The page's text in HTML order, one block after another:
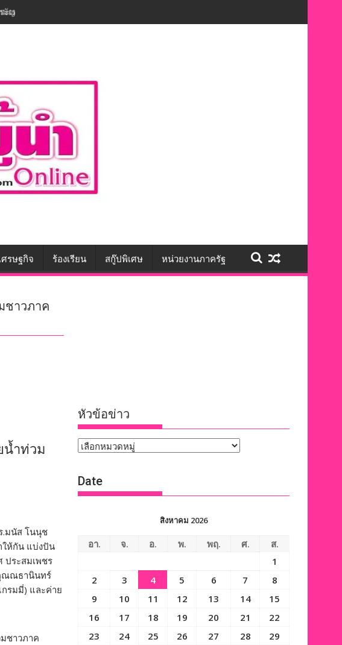
ทศ ขับเคลื่อนทักษะชีวิต สร้างโอกาสการจ้างงานอย่างเท่าเทียม”
ศรษฐกิจ ร้องเรียน สกู๊ปพิเศษ หน่วยงานภาครัฐ
ชาวภาค
น้ำท่วม
.มนัส โนนุช
ให้กัน แบ่งปัน
ประสมเพชร
ณณธานินทร์
รมมี่) และค่าย
ชาวภาค
หัวข้อข่าว
หัวข้อ
Date
สิงหาคม 2026
อา. จ. อ. พ. พฤ. ศ.
ส.
1
2
3 4 5 6 7
8
9
10 11 12 13 14
15
16
17 18 19 20 21
22
23
24 25 26 27 28
29